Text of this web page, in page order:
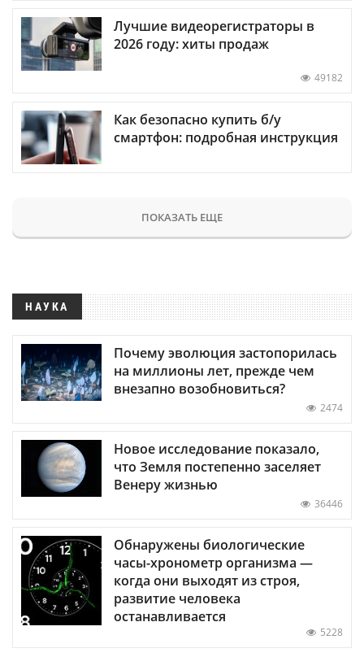
Лучшие видеорегистраторы в
2026 году: хиты продаж
49182
Как безопасно купить б/у
смартфон: подробная инструкция
ПОКАЗАТЬ ЕЩЕ
НАУКА
Почему эволюция застопорилась
на миллионы лет, прежде чем
внезапно возобновиться?
2474
Новое исследование показало,
что Земля постепенно заселяет
Венеру жизнью
36446
Обнаружены биологические
часы-хронометр организма —
когда они выходят из строя,
развитие человека
останавливается
5228